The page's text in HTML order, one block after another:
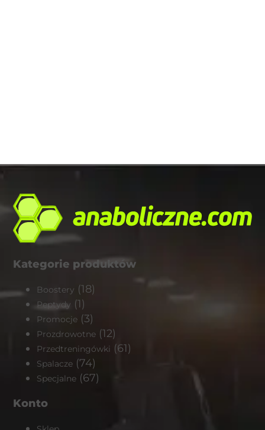
Kategorie produktów
Boostery (18)
Peptydy (1)
Promocje (3)
Prozdrowotne (12)
Przedtreningówki (61)
Spalacze (74)
Specjalne (67)
Konto